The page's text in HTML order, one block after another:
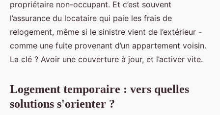
propriétaire non-occupant. Et c’est souvent
l’assurance du locataire qui paie les frais de
relogement, même si le sinistre vient de l’extérieur -
comme une fuite provenant d’un appartement voisin.
La clé ? Avoir une couverture à jour, et l’activer vite.
Logement temporaire : vers quelles
solutions s'orienter ?